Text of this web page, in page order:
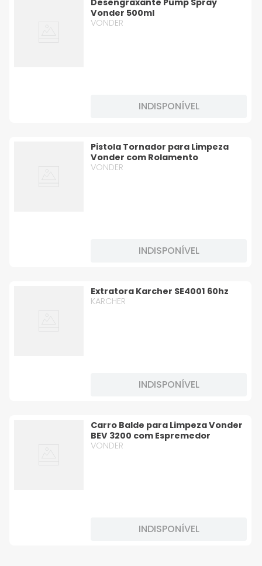
Desengraxante Pump Spray
Vonder 500ml
VONDER
INDISPONÍVEL
Pistola Tornador para Limpeza
Vonder com Rolamento
VONDER
INDISPONÍVEL
Extratora Karcher SE4001 60hz
KARCHER
INDISPONÍVEL
Carro Balde para Limpeza Vonder
BEV 3200 com Espremedor
VONDER
INDISPONÍVEL